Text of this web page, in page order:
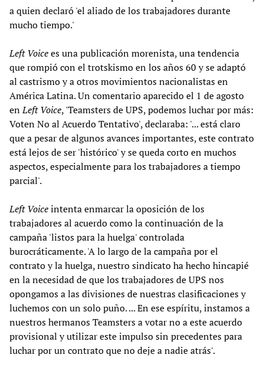
a quien declaró 'el aliado de los trabajadores durante
mucho tiempo.'
Left Voicees una publicación morenista, una tendencia
que rompió con el trotskismo en los años 60 y se adaptó
al castrismo y a otros movimientos nacionalistas en
América Latina. Un comentario aparecido el 1 de agosto
enLeft Voice, 'Teamsters de UPS, podemos luchar por más:
Voten No al Acuerdo Tentativo', declaraba: '... está claro
que a pesar de algunos avances importantes, este contrato
está lejos de ser 'histórico' y se queda corto en muchos
aspectos, especialmente para los trabajadores a tiempo
parcial'.
Left Voiceintenta enmarcar la oposición de los
trabajadores al acuerdo como la continuación de la
campaña 'listos para la huelga' controlada
burocráticamente. 'A lo largo de la campaña por el
contrato y la huelga, nuestro sindicato ha hecho hincapié
en la necesidad de que los trabajadores de UPS nos
opongamos a las divisiones de nuestras clasificaciones y
luchemos con un solo puño. ... En ese espíritu, instamos a
nuestros hermanos Teamsters a votar no a este acuerdo
provisional y utilizar este impulso sin precedentes para
luchar por un contrato que no deje a nadie atrás'.